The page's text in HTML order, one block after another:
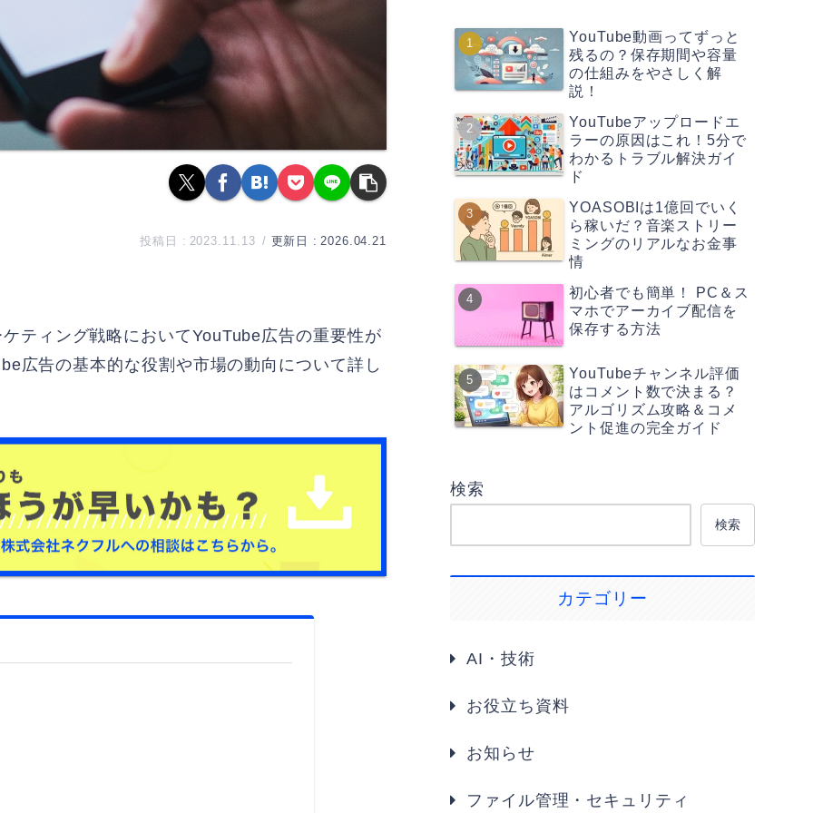
2023.11.13 2026.04.21
ティング戦略においてYouTube広告の重要性が
広告の基本的な役割や市場の動向について詳し
YouTube動画ってずっと
残るの？保存期間や容量
の仕組みをやさしく解
説！
YouTubeアップロードエ
ラーの原因はこれ！5分で
わかるトラブル解決ガイ
ド
YOASOBIは1億回でいく
ら稼いだ？音楽ストリー
ミングのリアルなお金事
情
初心者でも簡単！ PC＆ス
マホでアーカイブ配信を
保存する方法
YouTubeチャンネル評価
はコメント数で決まる？
アルゴリズム攻略＆コメ
ント促進の完全ガイド
検索
検索
カテゴリー
AI・技術
お役立ち資料
お知らせ
ファイル管理・セキュリティ